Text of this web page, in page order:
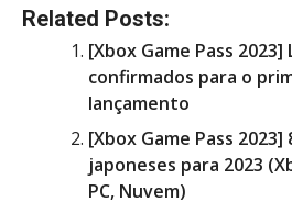
Related Posts:
[Xbox Game Pass
confirmados para o
lançamento
[Xbox Game Pass 2023]
japoneses para 2023
PC, Nuvem)